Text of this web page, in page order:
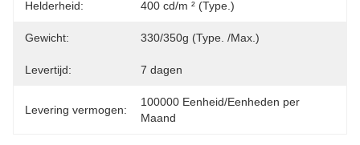
Helderheid: 400 cd/m ² (Type.)
Gewicht: 330/350g (Type. /Max.)
Levertijd: 7 dagen
Levering vermogen:
100000 Eenheid/Eenheden per
Maand